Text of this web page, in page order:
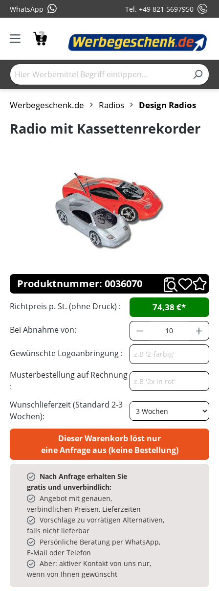
WhatsApp Tel. +49 821 5697950
Werbegeschenk.de Radios Design Radios
Radio mit Kassettenrekorder
Produktnummer: 0036070
Richtpreis p. St. (ohne Druck) : 74,38 €*
Bei Abnahme von:
Gewünschte Logoanbringung :
Musterbestellung auf Rechnung
:
Wunschlieferzeit (Standard 2-3
Wochen):
Dieser Warenkorb löst nur
eine Anfrage aus (keine Bestellung)
Nach Anfrage erhalten Sie
gratis und unverbindlich:
Angebot mit genauen,
verbindlichen Preisen, Lieferzeiten
Vorschläge zu vorrätigen Alternativen,
falls nicht lieferbar
Persönliche Beratung per WhatsApp,
E‑Mail oder Telefon
Aber: aktiver Kontakt von uns nur,
wenn von Ihnen gewünscht